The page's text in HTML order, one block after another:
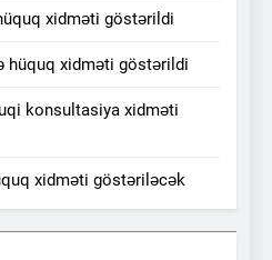
xidməti göstərildi
hüquq xidməti göstərildi
konsultasiya xidməti
xidməti göstəriləcək